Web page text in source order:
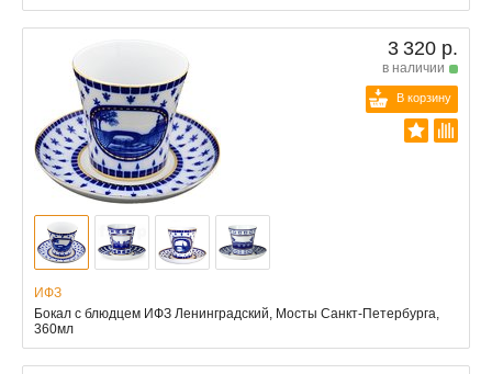
3 320 р.
в наличии
В корзину
ИФЗ
Бокал с блюдцем ИФЗ Ленинградский, Мосты Санкт-Петербурга,
360мл